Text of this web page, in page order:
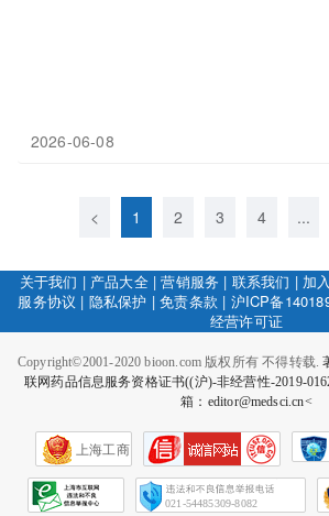
2026-06-08
< 1 2 3 4 ...
关于我们 | 产品大全|营销服务 | 联系我们 | 加
服务协议 | 隐私保护 |免责条款 | 沪ICP备
经营许可证
Copyright©2001-2020 bioon.com 版权所有 不得转载.
联网药品信息服务资格证书((沪)-非经营性-2019-
箱：editor@medsci.cn<
上海工商
021-54485309-8082